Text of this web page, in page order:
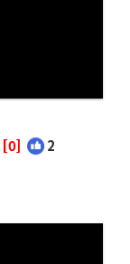
[0] 2